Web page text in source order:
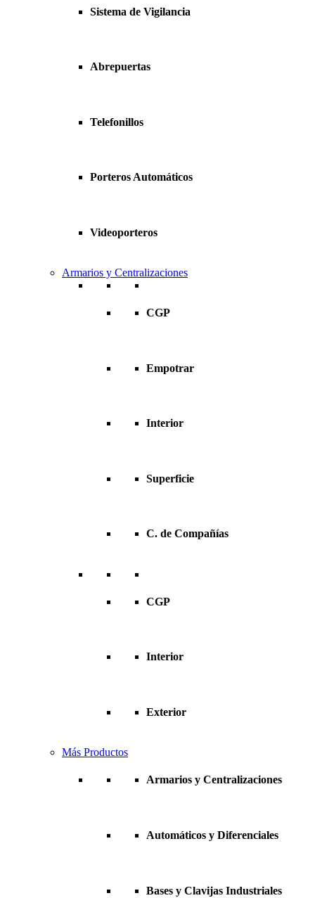
Sistema de Vigilancia
Abrepuertas
Telefonillos
Porteros Automáticos
Videoporteros
Armarios y Centralizaciones
CGP
Empotrar
Interior
Superficie
C. de Compañías
CGP
Interior
Exterior
Más Productos
Armarios y Centralizaciones
Automáticos y Diferenciales
Bases y Clavijas Industriales